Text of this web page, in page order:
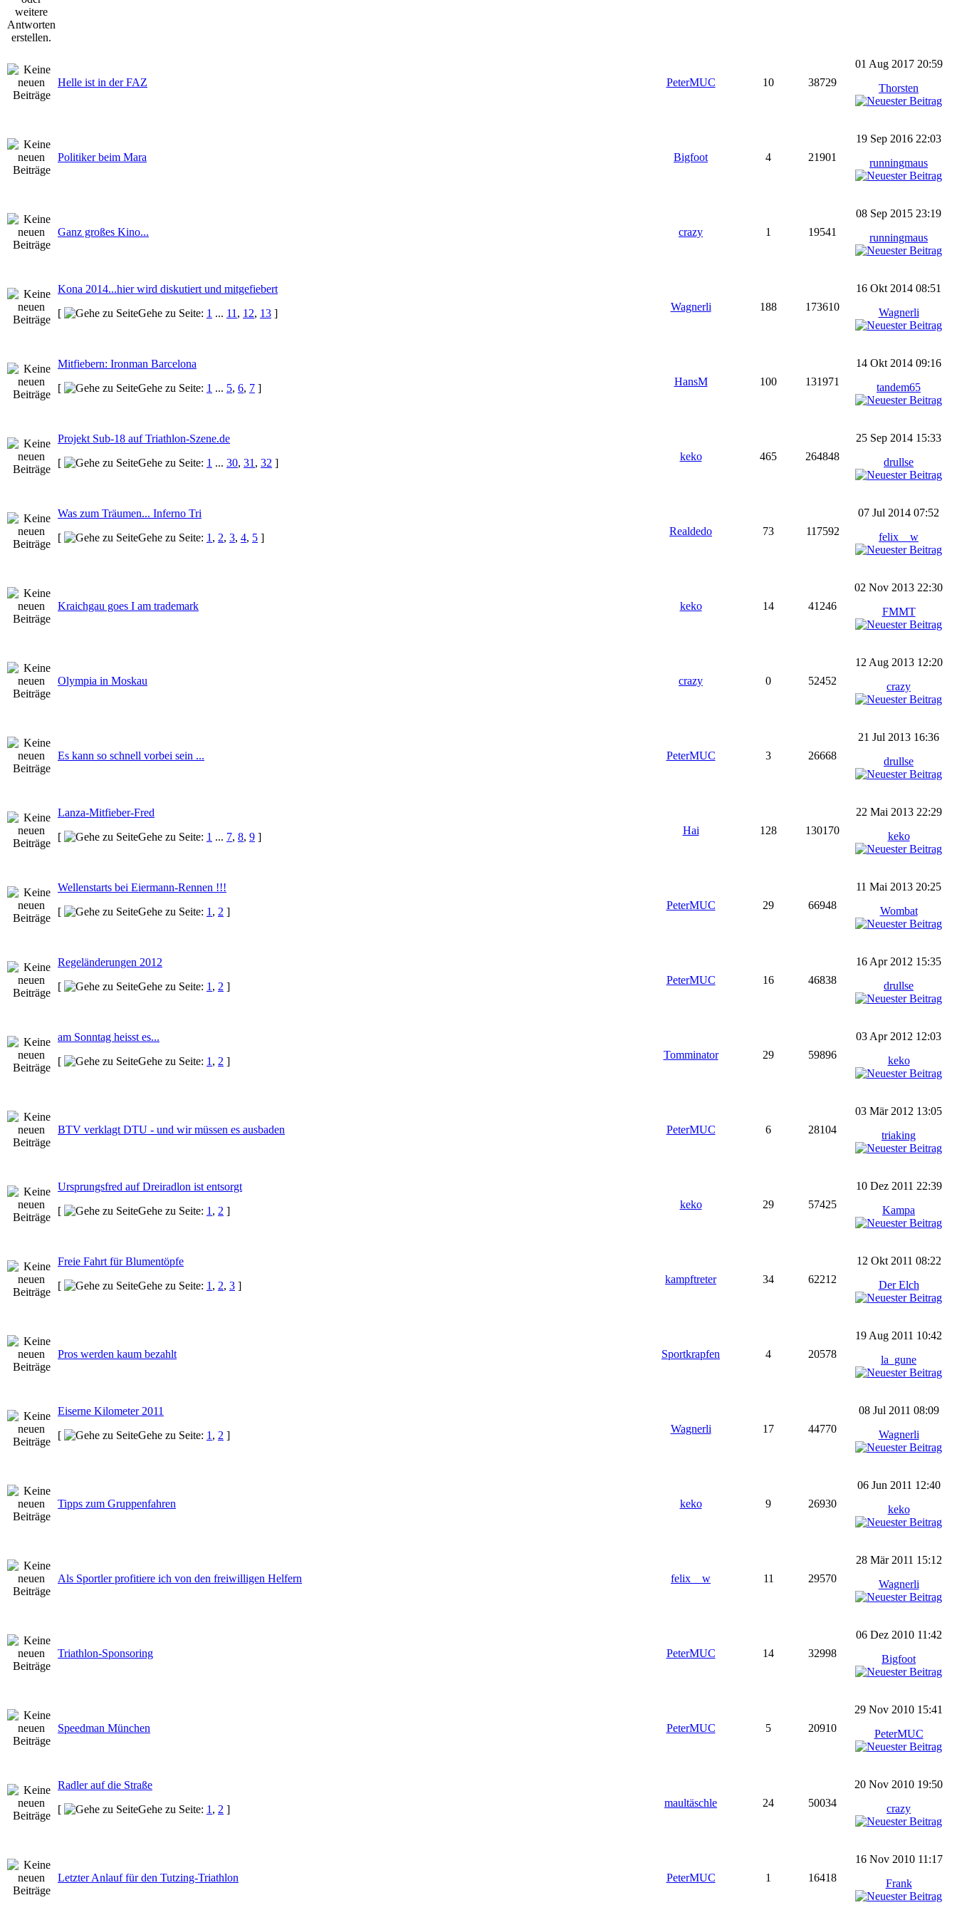
Helle ist in der FAZ PeterMUC 10 38729
01 Aug 2017 20:59
Thorsten
Politiker beim Mara Bigfoot 4 21901
19 Sep 2016 22:03
runningmaus
Ganz großes Kino... crazy 1 19541
08 Sep 2015 23:19
runningmaus
Kona 2014...hier wird diskutiert und mitgefiebert
[
Gehe zu Seite: 1 ... 11 , 12, 13 ]
Wagnerli 188 173610
16 Okt 2014 08:51
Wagnerli
Mitfiebern: Ironman Barcelona
[
Gehe zu Seite: 1 ... 5, 6, 7 ]
HansM 100 131971
14 Okt 2014 09:16
tandem65
Projekt Sub-18 auf Triathlon-Szene.de
[
Gehe zu Seite: 1 ... 30, 31 , 32 ]
keko 465 264848
25 Sep 2014 15:33
drullse
Was zum Träumen... Inferno Tri
[
Gehe zu Seite: 1 , 2, 3, 4, 5 ]
Realdedo 73 117592
07 Jul 2014 07:52
felix__w
Kraichgau goes I am trademark keko 14 41246
02 Nov 2013 22:30
FMMT
Olympia in Moskau crazy 0 52452
12 Aug 2013 12:20
crazy
Es kann so schnell vorbei sein ... PeterMUC 3 26668
21 Jul 2013 16:36
drullse
Lanza-Mitfieber-Fred
[
Gehe zu Seite: 1 ... 7, 8, 9 ]
Hai 128 130170
22 Mai 2013 22:29
keko
Wellenstarts bei Eiermann-Rennen !!!
[
Gehe zu Seite: 1 , 2 ]
PeterMUC 29 66948
11 Mai 2013 20:25
Wombat
Regeländerungen 2012
[
Gehe zu Seite: 1 , 2 ]
PeterMUC 16 46838
16 Apr 2012 15:35
drullse
am Sonntag heisst es...
[
Gehe zu Seite: 1 , 2 ]
Tomminator 29 59896
03 Apr 2012 12:03
keko
BTV verklagt DTU - und wir müssen es ausbaden PeterMUC 6 28104
03 Mär 2012 13:05
triaking
Ursprungsfred auf Dreiradlon ist entsorgt
[
Gehe zu Seite: 1 , 2 ]
keko 29 57425
10 Dez 2011 22:39
Kampa
Freie Fahrt für Blumentöpfe
[
Gehe zu Seite: 1 , 2, 3 ]
kampftreter 34 62212
12 Okt 2011 08:22
Der Elch
Pros werden kaum bezahlt Sportkrapfen 4 20578
19 Aug 2011 10:42
la_gune
Eiserne Kilometer 2011
[
Gehe zu Seite: 1 , 2 ]
Wagnerli 17 44770
08 Jul 2011 08:09
Wagnerli
Tipps zum Gruppenfahren keko 9 26930
06 Jun 2011 12:40
keko
Als Sportler profitiere ich von den freiwilligen Helfern felix__w 11 29570
28 Mär 2011 15:12
Wagnerli
Triathlon-Sponsoring PeterMUC 14 32998
06 Dez 2010 11:42
Bigfoot
Speedman München PeterMUC 5 20910
29 Nov 2010 15:41
PeterMUC
Radler auf die Straße
[
Gehe zu Seite: 1 , 2 ]
maultäschle 24 50034
20 Nov 2010 19:50
crazy
Letzter Anlauf für den Tutzing-Triathlon PeterMUC 1 16418
16 Nov 2010 11:17
Frank